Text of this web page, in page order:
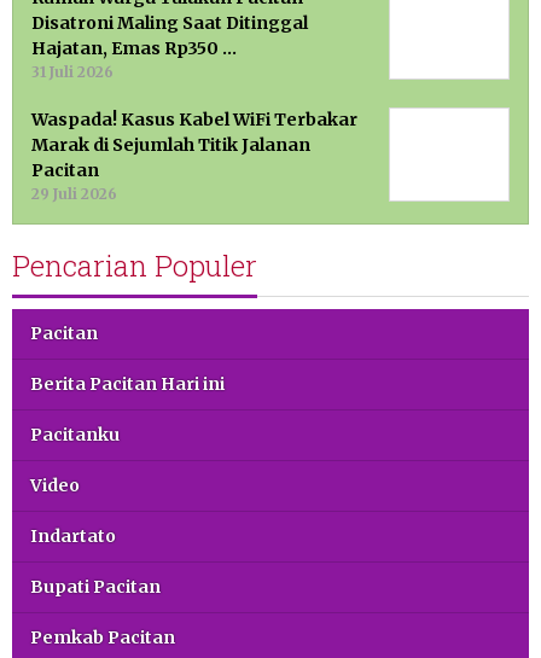
Disatroni Maling Saat Ditinggal
Hajatan, Emas Rp350 …
31 Juli 2026
Waspada! Kasus Kabel WiFi Terbakar
Marak di Sejumlah Titik Jalanan
Pacitan
29 Juli 2026
Pencarian Populer
Pacitan
Berita Pacitan Hari ini
Pacitanku
Video
Indartato
Bupati Pacitan
Pemkab Pacitan